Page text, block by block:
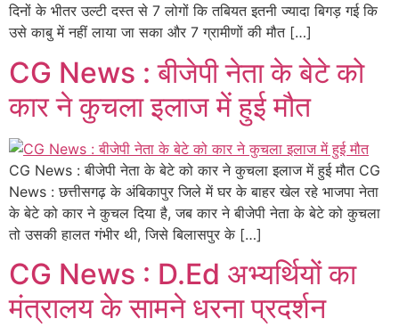
दिनों के भीतर उल्टी दस्त से 7 लोगों कि तबियत इतनी ज्यादा बिगड़ गई कि
उसे काबु में नहीं लाया जा सका और 7 ग्रामीणों की मौत […]
CG News : बीजेपी नेता के बेटे को
कार ने कुचला इलाज में हुई मौत
CG News : बीजेपी नेता के बेटे को कार ने कुचला इलाज में हुई मौत CG
News : छत्तीसगढ़ के अंबिकापुर जिले में घर के बाहर खेल रहे भाजपा नेता
के बेटे को कार ने कुचल दिया है, जब कार ने बीजेपी नेता के बेटे को कुचला
तो उसकी हालत गंभीर थी, जिसे बिलासपुर के […]
CG News : D.Ed अभ्यर्थियों का
मंत्रालय के सामने धरना प्रदर्शन